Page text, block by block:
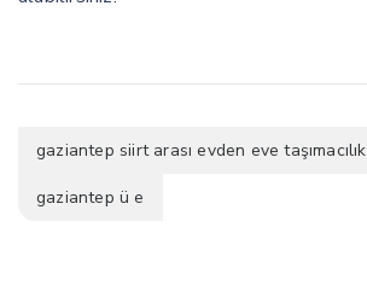
gaziantep siirt arası evden eve taşımacılık
gaziantep ü e